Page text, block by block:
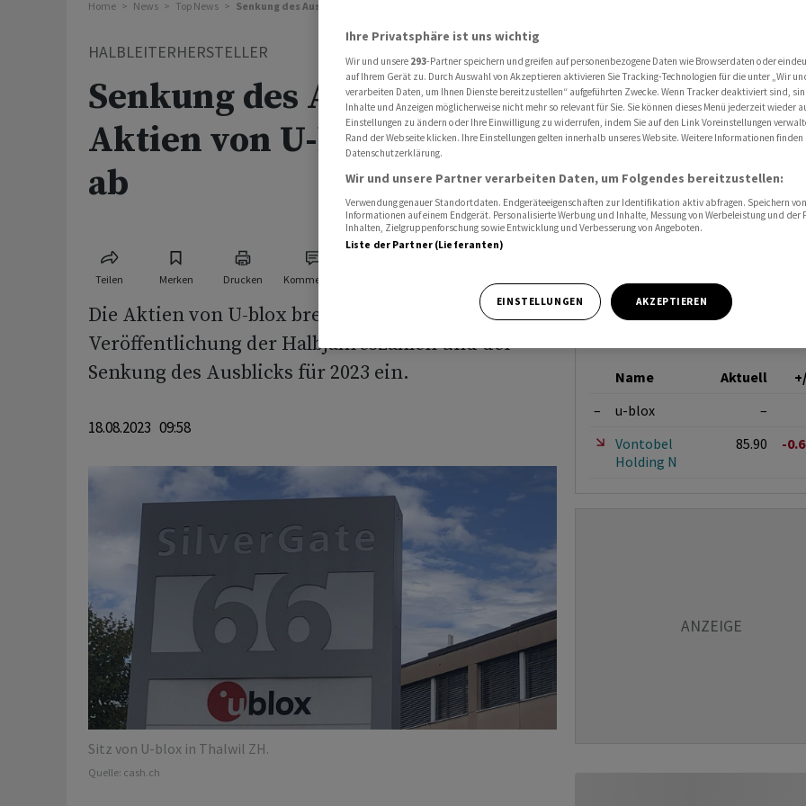
Home News Top News Senkung des Ausblicks: Aktien von U-blox stürzen ab
HALBLEITERHERSTELLER
Senkung des Ausblicks:
Aktien von U-blox stürzen
ab
Teilen Merken Drucken Kommentare
Die Aktien von U-blox brechen nach der
Veröffentlichung der Halbjahreszahlen und der
Senkung des Ausblicks für 2023 ein.
18.08.2023 09:58
Sitz von U-blox in Thalwil ZH.
Quelle: cash.ch
Name Aktuell
–
u-blox –
Vontobel
Holding N
85.90 -
Ihre Privatsphäre ist uns wichtig
Wir und unsere 293-Partner speichern und greifen auf personenbezogene Daten wie Browserdaten oder
auf Ihrem Gerät zu. Durch Auswahl von Akzeptieren aktivieren Sie Tracking-Technologien für die unter „Wir
verarbeiten Daten, um Ihnen Dienste bereitzustellen“ aufgeführten Zwecke. Wenn Tracker deaktiviert sind,
Inhalte und Anzeigen möglicherweise nicht mehr so relevant für Sie. Sie können dieses Menü jederzeit wieder
Einstellungen zu ändern oder Ihre Einwilligung zu widerrufen, indem Sie auf den Link Voreinstellungen
Rand der Webseite klicken. Ihre Einstellungen gelten innerhalb unseres Website. Weitere Informationen finden
Datenschutzerklärung.
Wir und unsere Partner verarbeiten Daten, um Folgendes bereitzustellen:
Verwendung genauer Standortdaten. Endgeräteeigenschaften zur Identifikation aktiv abfragen. Speichern
Informationen auf einem Endgerät. Personalisierte Werbung und Inhalte, Messung von Werbeleistung und der
Inhalten, Zielgruppenforschung sowie Entwicklung und Verbesserung von Angeboten.
Liste der Partner (Lieferanten)
EINSTELLUNGEN AKZEPTIEREN